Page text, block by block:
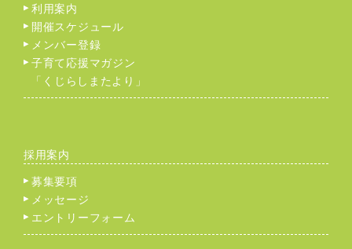
利用案内
開催スケジュール
メンバー登録
子育て応援マガジン
「くじらしまたより」
採用案内
募集要項
メッセージ
エントリーフォーム